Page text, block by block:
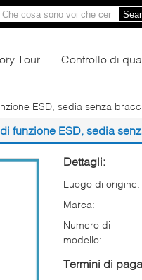
Tour Controllo di
ESD, sedia senza
funzione ESD, sedia
Dettagli:
Luogo di origine:
Marca:
Numero di
modello:
Termini di